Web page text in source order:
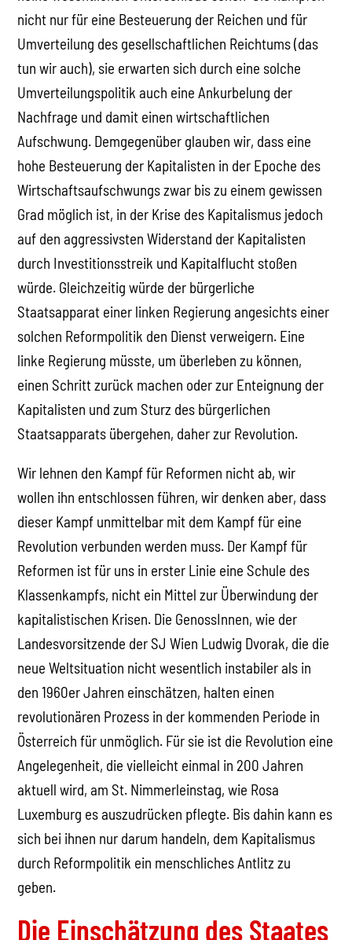
nicht nur für eine Besteuerung der Reichen und für
Umverteilung des gesellschaftlichen Reichtums (das
tun wir auch), sie erwarten sich durch eine solche
Umverteilungspolitik auch eine Ankurbelung der
Nachfrage und damit einen wirtschaftlichen
Aufschwung. Demgegenüber glauben wir, dass eine
hohe Besteuerung der Kapitalisten in der Epoche des
Wirtschaftsaufschwungs zwar bis zu einem gewissen
Grad möglich ist, in der Krise des Kapitalismus jedoch
auf den aggressivsten Widerstand der Kapitalisten
durch Investitionsstreik und Kapitalflucht stoßen
würde. Gleichzeitig würde der bürgerliche
Staatsapparat einer linken Regierung angesichts einer
solchen Reformpolitik den Dienst verweigern. Eine
linke Regierung müsste, um überleben zu können,
einen Schritt zurück machen oder zur Enteignung der
Kapitalisten und zum Sturz des bürgerlichen
Staatsapparats übergehen, daher zur Revolution.
Wir lehnen den Kampf für Reformen nicht ab, wir
wollen ihn entschlossen führen, wir denken aber, dass
dieser Kampf unmittelbar mit dem Kampf für eine
Revolution verbunden werden muss. Der Kampf für
Reformen ist für uns in erster Linie eine Schule des
Klassenkampfs, nicht ein Mittel zur Überwindung der
kapitalistischen Krisen. Die GenossInnen, wie der
Landesvorsitzende der SJ Wien Ludwig Dvorak, die die
neue Weltsituation nicht wesentlich instabiler als in
den 1960er Jahren einschätzen, halten einen
revolutionären Prozess in der kommenden Periode in
Österreich für unmöglich. Für sie ist die Revolution eine
Angelegenheit, die vielleicht einmal in 200 Jahren
aktuell wird, am St. Nimmerleinstag, wie Rosa
Luxemburg es auszudrücken pflegte. Bis dahin kann es
sich bei ihnen nur darum handeln, dem Kapitalismus
durch Reformpolitik ein menschliches Antlitz zu
geben.
Die Einschätzung des Staates